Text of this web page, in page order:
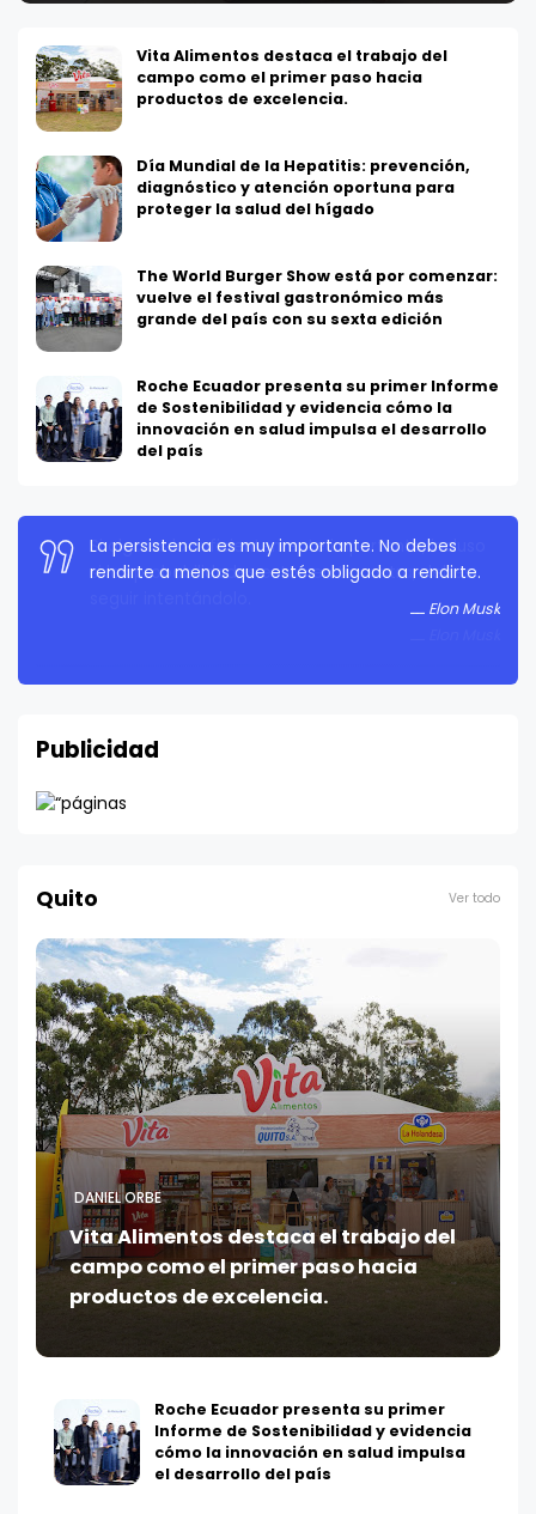
Vita Alimentos destaca el trabajo del
campo como el primer paso hacia
productos de excelencia.
Día Mundial de la Hepatitis: prevención,
diagnóstico y atención oportuna para
proteger la salud del hígado
The World Burger Show está por comenzar:
vuelve el festival gastronómico más
grande del país con su sexta edición
Roche Ecuador presenta su primer Informe
de Sostenibilidad y evidencia cómo la
innovación en salud impulsa el desarrollo
del país
La persistencia es muy importante. No debes
rendirte a menos que estés obligado a rendirte.
Elon Musk
Publicidad
Quito Ver todo
DANIEL ORBE
Vita Alimentos destaca el trabajo del
campo como el primer paso hacia
productos de excelencia.
Roche Ecuador presenta su primer
Informe de Sostenibilidad y evidencia
cómo la innovación en salud impulsa
el desarrollo del país